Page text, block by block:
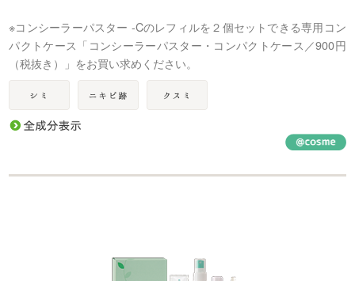
※コンシーラーパスター -Cのレフィルを２個セットできる専用コン
パクトケース「コンシーラーパスター・コンパクトケース／900円
（税抜き）」をお買い求めください。